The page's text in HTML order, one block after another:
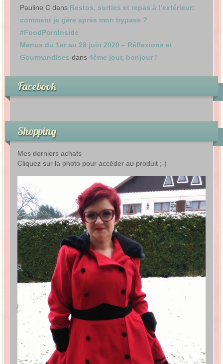
Pauline C dans Restos, sorties et repas à l’extérieur:
comment je gère après mon bypass ?
#FoodPornInside
Menus du 1er au 28 juin 2020 – Réflexions et
Gourmandises dans 4ème jour, bonjour !
Facebook
Shopping
Mes derniers achats
Cliquez sur la photo pour accéder au produit ;-)